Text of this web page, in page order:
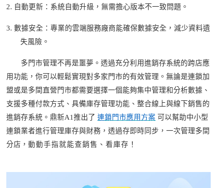
2. 自動更新：系統自動升級，無需擔心版本不一致問題。
3.數據安全：專業的雲端服務廠商能確保數據安全，減少資料遺
失風險。
多門市管理不再是噩夢。透過充分利用進銷存系統的跨店應
用功能，你可以輕鬆實現對多家門市的有效管理。無論是連鎖加
盟或是多間直營門市都需要選擇一個能夠集中管理和分析數據、
支援多種付款方式、具備庫存管理功能、整合線上與線下銷售的
進銷存系統。鼎新A1推出了連鎖門市應用方案 可以幫助中小型
連鎖業者進行管理庫存與財務，透過存即時同步，一次管理多間
分店 ，動動手指就能查銷售、看庫存！